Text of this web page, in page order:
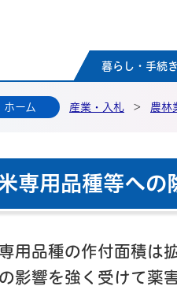
那珂市公式ホ
暮らし・手続き
ホーム 産業・入札 > 農林
専用品種等への
用品種の作付面積は
影響を強く受けて薬